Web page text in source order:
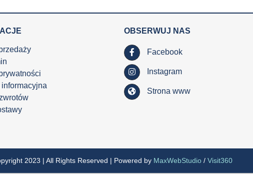
OBSERWUJ NAS
Facebook
Instagram
Strona www
2023 | All Rights Reserved | Powered by MaxWebStudio/ Visit360